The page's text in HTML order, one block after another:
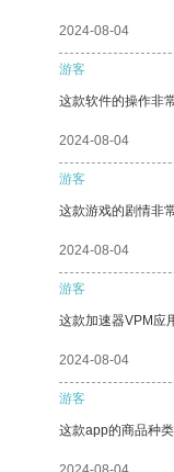
2024-08-04
游客
这款软件的操作非
2024-08-04
游客
这款游戏的剧情非
2024-08-04
游客
这款加速器VPM应
2024-08-04
游客
这款app的商品种